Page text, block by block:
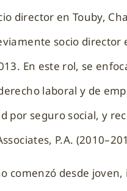
director en Touby,
socio director
En este rol, se
laboral y de
por seguro social, y
P.A.
comenzó desde